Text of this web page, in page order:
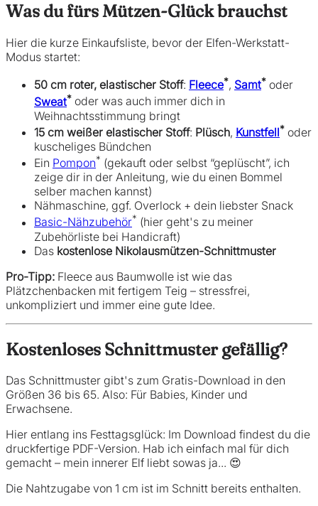
Was du fürs Mützen-Glück brauchst
Hier die kurze Einkaufsliste, bevor der Elfen-Werkstatt-
Modus startet:
50 cm roter, elastischer Stoff: Fleece*, Samt* oder
Sweat* oder was auch immer dich in
Weihnachtsstimmung bringt
15 cm weißer elastischer Stoff: Plüsch, Kunstfell* oder
kuscheliges Bündchen
Ein Pompon* (gekauft oder selbst “geplüscht”, ich
zeige dir in der Anleitung, wie du einen Bommel
selber machen kannst)
Nähmaschine, ggf. Overlock + dein liebster Snack
Basic-Nähzubehör* (hier geht's zu meiner
Zubehörliste bei Handicraft)
Das kostenlose Nikolausmützen-Schnittmuster
Pro-Tipp: Fleece aus Baumwolle ist wie das
Plätzchenbacken mit fertigem Teig – stressfrei,
unkompliziert und immer eine gute Idee.
Kostenloses Schnittmuster gefällig?
Das Schnittmuster gibt's zum Gratis-Download in den
Größen 36 bis 65. Also: Für Babies, Kinder und
Erwachsene.
Hier entlang ins Festtagsglück: Im Download findest du die
druckfertige PDF-Version. Hab ich einfach mal für dich
gemacht – mein innerer Elf liebt sowas ja... 😍
Die Nahtzugabe von 1 cm ist im Schnitt bereits enthalten.